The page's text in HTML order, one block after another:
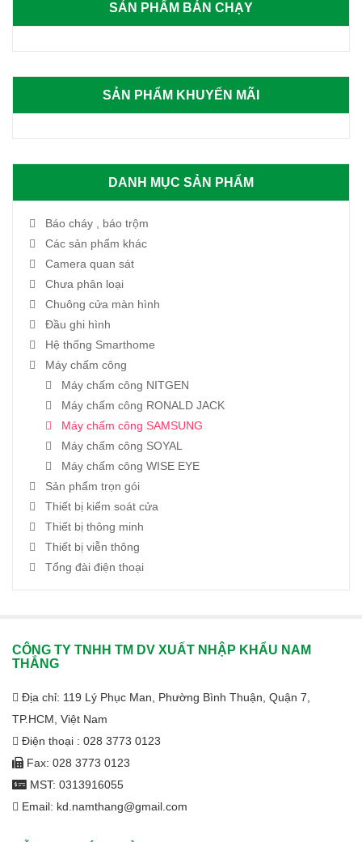
SẢN PHẨM BÁN CHẠY
SẢN PHẨM KHUYẾN MÃI
DANH MỤC SẢN PHẨM
Báo cháy , báo trộm
Các sản phẩm khác
Camera quan sát
Chưa phân loại
Chuông cửa màn hình
Đầu ghi hình
Hệ thống Smarthome
Máy chấm công
Máy chấm công NITGEN
Máy chấm công RONALD JACK
Máy chấm công SAMSUNG
Máy chấm công SOYAL
Máy chấm công WISE EYE
Sản phẩm trọn gói
Thiết bị kiểm soát cửa
Thiết bị thông minh
Thiết bị viễn thông
Tổng đài điện thoại
CÔNG TY TNHH TM DV XUẤT NHẬP KHẨU NAM
THẮNG
Địa chỉ: 119 Lý Phục Man, Phường Bình Thuận, Quận 7,
TP.HCM, Việt Nam
Điện thoại : 028 3773 0123
Fax: 028 3773 0123
MST: 0313916055
Email: kd.namthang@gmail.com